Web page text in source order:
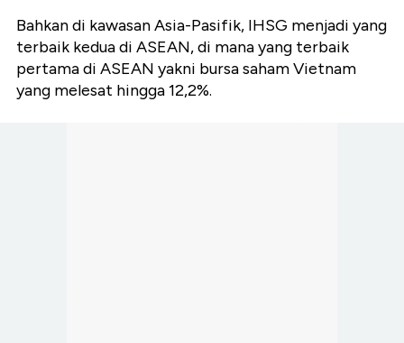
Bahkan di kawasan Asia-Pasifik, IHSG menjadi yang
terbaik kedua di ASEAN, di mana yang terbaik
pertama di ASEAN yakni bursa saham Vietnam
yang melesat hingga 12,2%.